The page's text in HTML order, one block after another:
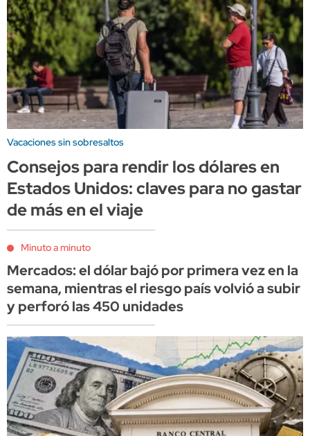
Vacaciones sin sobresaltos
Consejos para rendir los dólares en
Estados Unidos: claves para no gastar
de más en el viaje
Minuto a minuto
Mercados: el dólar bajó por primera vez en la
semana, mientras el riesgo país volvió a subir
y perforó las 450 unidades